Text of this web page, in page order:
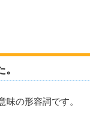
味の形容詞です。